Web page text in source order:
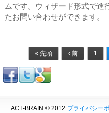
ムです。ウィザード形式で進
たお問い合わせができます。
« 先頭 ‹ 前 1
ACT-BRAIN © 2012 プライバシー